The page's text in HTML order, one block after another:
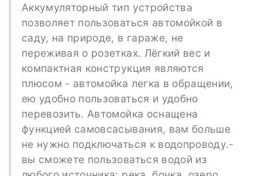
Аккумуляторный тип устройства
позволяет пользоваться автомойкой в
саду, на природе, в гараже, не
переживая о розетках. Лёгкий вес и
компактная конструкция являются
плюсом - автомойка легка в обращении,
ею удобно пользоваться и удобно
перевозить. Автомойка оснащена
функцией самовсасывания, вам больше
не нужно подключаться к водопроводу.-
вы сможете пользоваться водой из